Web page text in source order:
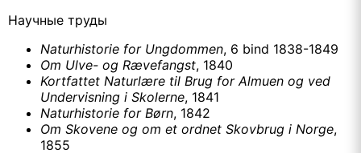
Научные труды
Naturhistorie for Ungdommen, 6 bind 1838-1849
Om Ulve- og Rævefangst, 1840
Kortfattet Naturlære til Brug for Almuen og ved
Undervisning i Skolerne, 1841
Naturhistorie for Børn, 1842
Om Skovene og om et ordnet Skovbrug i Norge,
1855